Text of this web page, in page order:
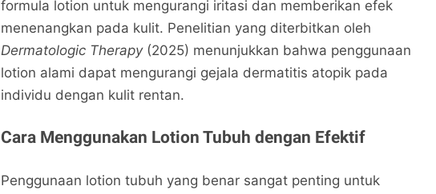
formula lotion untuk mengurangi iritasi dan memberikan efek
menenangkan pada kulit. Penelitian yang diterbitkan oleh
Dermatologic Therapy(2025) menunjukkan bahwa penggunaan
lotion alami dapat mengurangi gejala dermatitis atopik pada
individu dengan kulit rentan.
Cara Menggunakan Lotion Tubuh dengan Efektif
Penggunaan lotion tubuh yang benar sangat penting untuk